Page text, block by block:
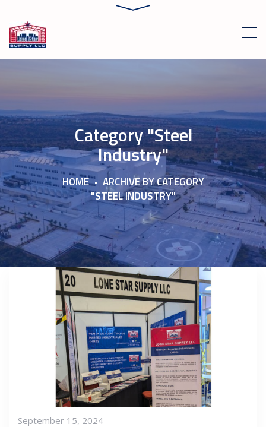
Category "Steel
Industry"
HOME
ARCHIVE BY CATEGORY
"STEEL INDUSTRY"
September 15, 2024